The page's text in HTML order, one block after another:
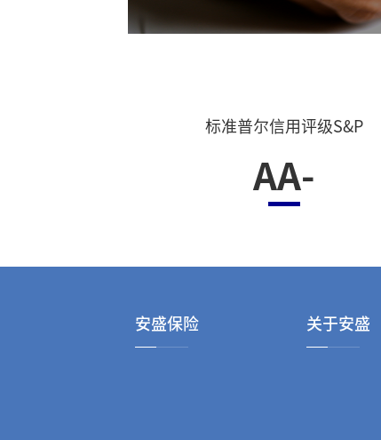
标准普尔信用评级S&P
AA-
安盛保险 关于安盛